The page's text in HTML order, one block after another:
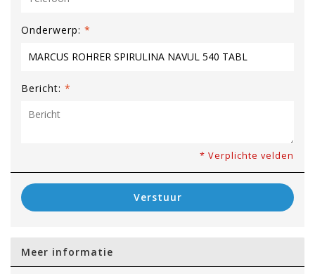
Onderwerp: *
Bericht: *
* Verplichte velden
Verstuur
Meer informatie